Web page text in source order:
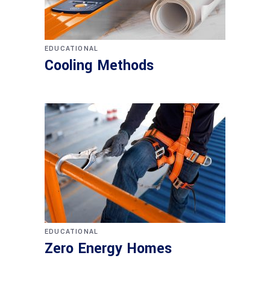
EDUCATIONAL
Cooling Methods
EDUCATIONAL
Zero Energy Homes